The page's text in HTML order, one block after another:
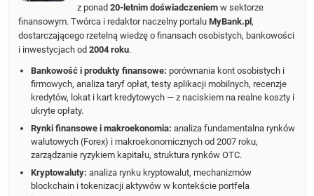
z ponad20-letnim doświadczeniem w sektorze
finansowym. Twórca i redaktor naczelny portaluMyBank.pl,
dostarczającego rzetelną wiedzę o finansach osobistych, bankowości
i inwestycjach od2004 roku.
Bankowość i produkty finansowe: porównania kont osobistych i
firmowych, analiza taryf opłat, testy aplikacji mobilnych, recenzje
kredytów, lokat i kart kredytowych — z naciskiem na realne koszty i
ukryte opłaty.
Rynki finansowe i makroekonomia: analiza fundamentalna rynków
walutowych (Forex) i makroekonomicznych od 2007 roku,
zarządzanie ryzykiem kapitału, struktura rynków OTC.
Kryptowaluty: analiza rynku kryptowalut, mechanizmów
blockchain i tokenizacji aktywów w kontekście portfela